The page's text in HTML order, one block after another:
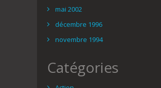
mai 2002
décembre 1996
novembre 1994
Catégories